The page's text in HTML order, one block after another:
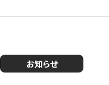
お知らせ